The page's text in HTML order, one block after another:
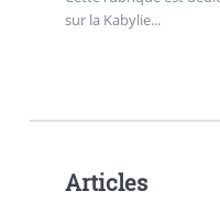
sur la Kabylie...
Articles